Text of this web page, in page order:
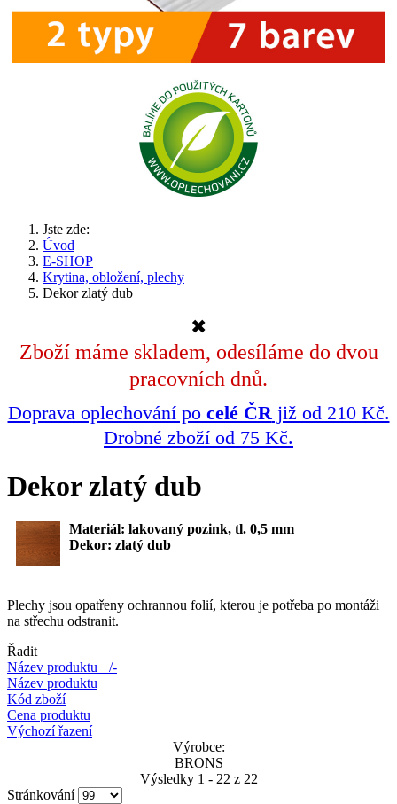
Jste zde:
Úvod
E-SHOP
Krytina, obložení, plechy
Dekor zlatý dub
✖
Zboží máme skladem, odesíláme do dvou
pracovních dnů.
Doprava oplechování po celé ČRjiž od 210 Kč.
Drobné zboží od 75 Kč.
Dekor zlatý dub
Materiál: lakovaný pozink, tl. 0,5 mm
Dekor: zlatý dub
Plechy jsou opatřeny ochrannou folií, kterou je potřeba po montáži
na střechu odstranit.
Řadit
Název produktu +/-
Název produktu
Kód zboží
Cena produktu
Výchozí řazení
Výrobce:
BRONS
Výsledky 1 - 22 z 22
Stránkování